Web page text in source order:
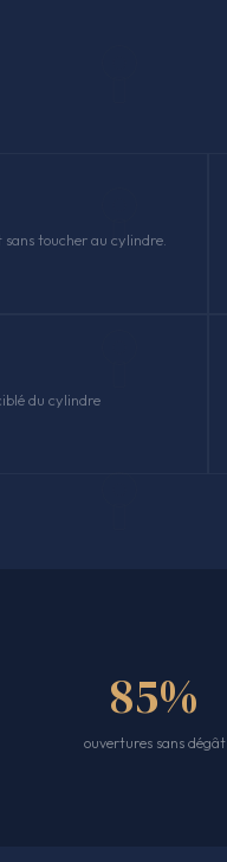
toucher au cylindre.
du cylindre
85%
ouvertures sans dégât